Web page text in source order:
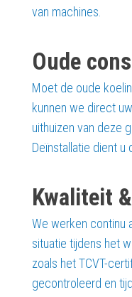
van machines.
Oude
Moet de oude
kunnen we direct
uithuizen van deze
Deïnstallatie dient u
Kwaliteit
We werken continu
situatie tijdens het
zoals het TCVT-
gecontroleerd en